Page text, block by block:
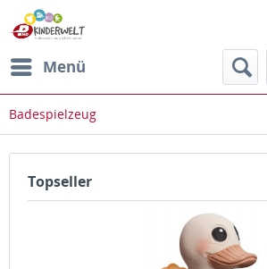
Menü
Badespielzeug
Topseller